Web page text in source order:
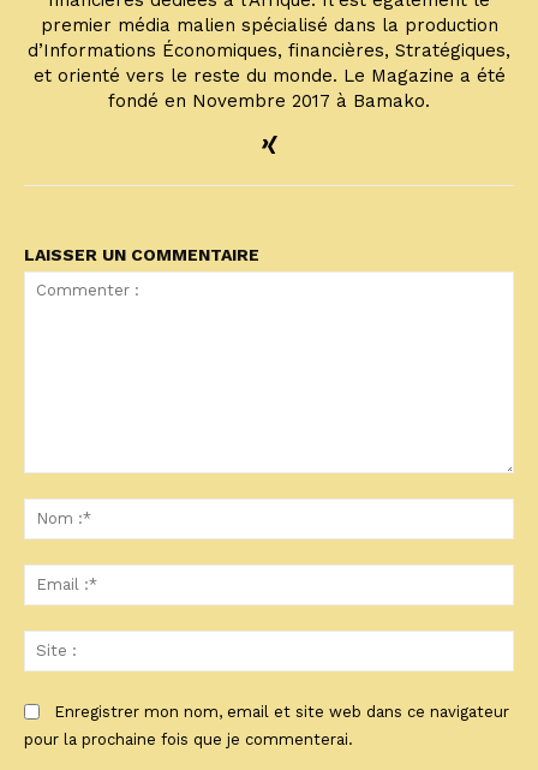
premier média malien spécialisé dans la production
d’Informations Économiques, financières, Stratégiques,
et orienté vers le reste du monde. Le Magazine a été
fondé en Novembre 2017 à Bamako.
LAISSER UN COMMENTAIRE
:*
:*
:
Enregistrer mon nom, email et site web dans ce navigateur
pour la prochaine fois que je commenterai.